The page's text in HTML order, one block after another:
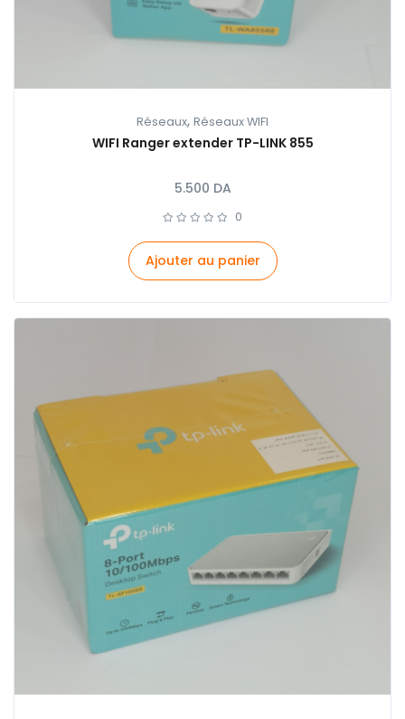
Réseaux, Réseaux WIFI
WIFI Ranger extender TP-LINK 855
5.500 DA
0
Ajouter au panier